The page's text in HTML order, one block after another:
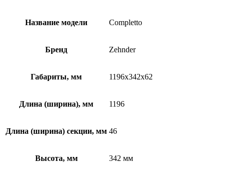
Название модели Completto
Бренд Zehnder
Габариты, мм 1196x342x62
Длина (ширина), мм 1196
Длина (ширина) секции, мм 46
Высота, мм 342 мм